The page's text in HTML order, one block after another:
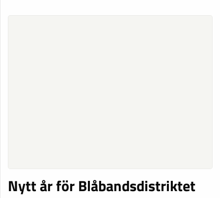
Nytt år för Blåbandsdistriktet